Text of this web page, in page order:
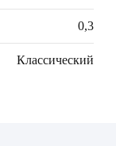
0,3
Классический